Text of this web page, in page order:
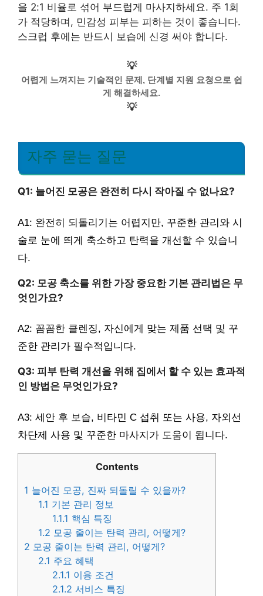
을 2:1 비율로 섞어 부드럽게 마사지하세요. 주 1회
가 적당하며, 민감성 피부는 피하는 것이 좋습니다.
스크럽 후에는 반드시 보습에 신경 써야 합니다.
💡
어렵게 느껴지는 기술적인 문제, 단계별 지원 요청으로 쉽
게 해결하세요.
💡
자주 묻는 질문
Q1: 늘어진 모공은 완전히 다시 작아질 수 없나요?
A1: 완전히 되돌리기는 어렵지만, 꾸준한 관리와 시
술로 눈에 띄게 축소하고 탄력을 개선할 수 있습니
다.
Q2: 모공 축소를 위한 가장 중요한 기본 관리법은 무
엇인가요?
A2: 꼼꼼한 클렌징, 자신에게 맞는 제품 선택 및 꾸
준한 관리가 필수적입니다.
Q3: 피부 탄력 개선을 위해 집에서 할 수 있는 효과적
인 방법은 무엇인가요?
A3: 세안 후 보습, 비타민 C 섭취 또는 사용, 자외선
차단제 사용 및 꾸준한 마사지가 도움이 됩니다.
Contents
1 늘어진 모공, 진짜 되돌릴 수 있을까?
1.1 기본 관리 정보
1.1.1 핵심 특징
1.2 모공 줄이는 탄력 관리, 어떻게?
2 모공 줄이는 탄력 관리, 어떻게?
2.1 주요 혜택
2.1.1 이용 조건
2.1.2 서비스 특징